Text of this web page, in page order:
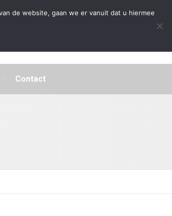
Disclaimer Privacybeleid
Contact
de website, gaan we er vanuit dat u hiermee